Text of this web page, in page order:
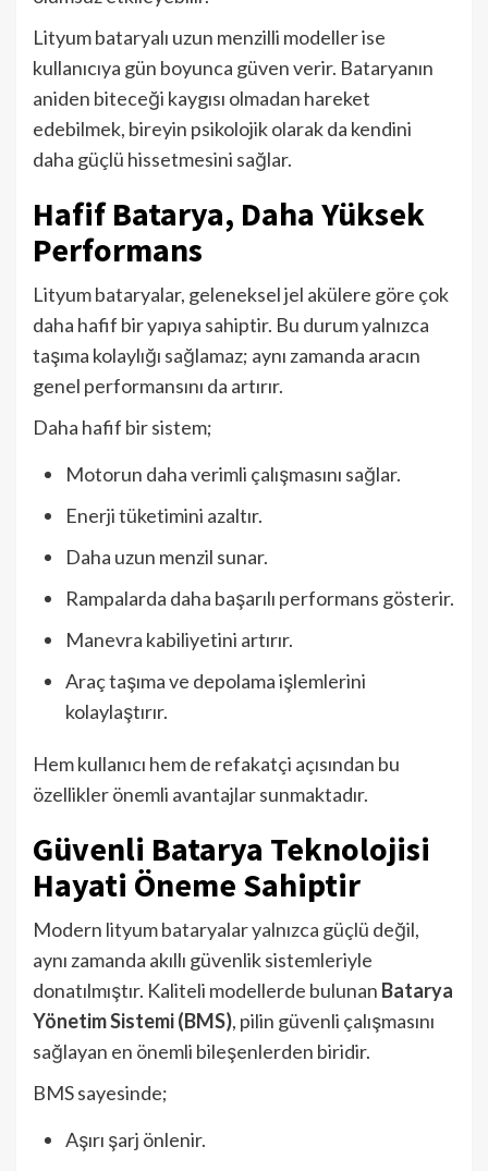
Lityum bataryalı uzun menzilli modeller ise
kullanıcıya gün boyunca güven verir. Bataryanın
aniden biteceği kaygısı olmadan hareket
edebilmek, bireyin psikolojik olarak da kendini
daha güçlü hissetmesini sağlar.
Hafif Batarya, Daha Yüksek
Performans
Lityum bataryalar, geleneksel jel akülere göre çok
daha hafif bir yapıya sahiptir. Bu durum yalnızca
taşıma kolaylığı sağlamaz; aynı zamanda aracın
genel performansını da artırır.
Daha hafif bir sistem;
Motorun daha verimli çalışmasını sağlar.
Enerji tüketimini azaltır.
Daha uzun menzil sunar.
Rampalarda daha başarılı performans gösterir.
Manevra kabiliyetini artırır.
Araç taşıma ve depolama işlemlerini
kolaylaştırır.
Hem kullanıcı hem de refakatçi açısından bu
özellikler önemli avantajlar sunmaktadır.
Güvenli Batarya Teknolojisi
Hayati Öneme Sahiptir
Modern lityum bataryalar yalnızca güçlü değil,
aynı zamanda akıllı güvenlik sistemleriyle
donatılmıştır. Kaliteli modellerde bulunan Batarya
Yönetim Sistemi (BMS), pilin güvenli çalışmasını
sağlayan en önemli bileşenlerden biridir.
BMS sayesinde;
Aşırı şarj önlenir.